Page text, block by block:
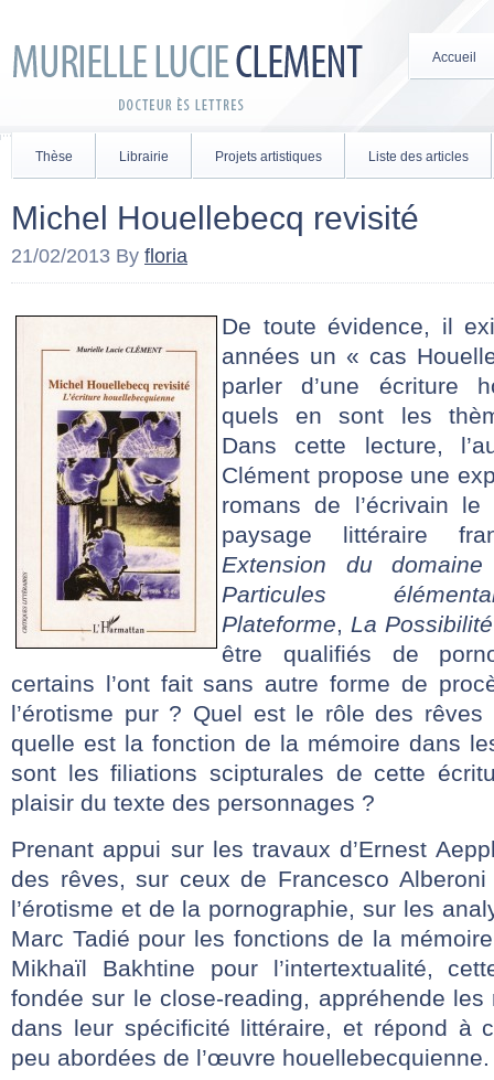
Accueil
Thèse Librairie Projets artistiques Liste des articles
Michel Houellebecq revisité
21/02/2013 By floria
De toute évidence, il
années un « cas
parler d’une écriture
quels en sont les
Dans cette lecture,
Clément propose une
romans de l’écrivain
paysage littéraire
Extension du
Particules
Plateforme, La
être qualifiés de
certains l’ont fait sans autre forme de
l’érotisme pur ? Quel est le rôle des rêves
quelle est la fonction de la mémoire dans
sont les filiations scipturales de cette
plaisir du texte des personnages ?
Prenant appui sur les travaux d’Ernest
des rêves, sur ceux de Francesco
l’érotisme et de la pornographie, sur les
Marc Tadié pour les fonctions de la
Mikhaïl Bakhtine pour l’intertextualité,
fondée sur le close-reading, appréhende les
dans leur spécificité littéraire, et répond à
peu abordées de l’œuvre houellebecquienne.